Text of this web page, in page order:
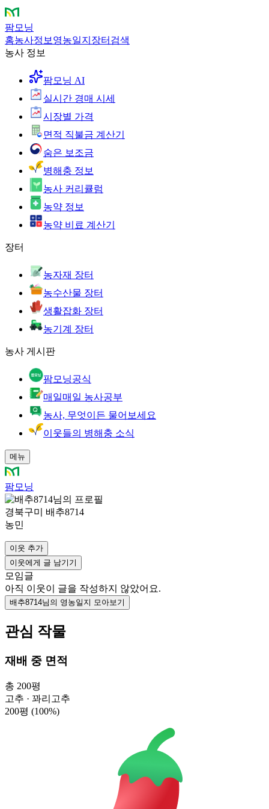
팜모닝
홈농사정보 영농일지 장터 검색
농사 정보
팜모닝 AI
실시간 경매 시세
시장별 가격
면적 직불금 계산기
숨은 보조금
병해충 정보
농사 커리큘럼
농약 정보
농약 비료 계산기
장터
농자재 장터
농수산물 장터
생활잡화 장터
농기계 장터
농사 게시판
팜모닝공식
매일매일 농사공부
농사, 무엇이든 물어보세요
이웃들의 병해충 소식
메뉴
팜모닝
경북구미 배추8714
농민
이웃 추가
이웃에게 글 남기기
모임글
아직 이웃이 글을 작성하지 않았어요.
배추8714님의 영농일지 모아보기
관심 작물
재배 중 면적
총 200평
고추 · 꽈리고추
200평 (100%)